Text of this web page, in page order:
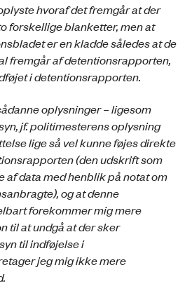
hvoraf det fremgår at der
forskellige blanketter, men at
er en kladde således at de
fremgår af detentionsrapporten,
i detentionsrapporten.
oplysninger – ligesom
jf. politimesterens oplysning
lige så vel kunne føjes direkte
(den udskrift som
af data med henblik på notat om
og at denne
forekommer mig mere
til at undgå at der sker
til indføjelse i
jeg mig ikke mere